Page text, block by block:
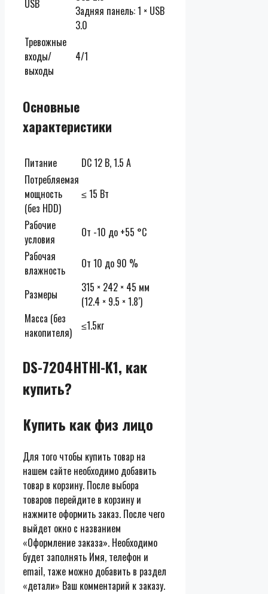
USB
Задняя панель: 1 × USB
3.0
Тревожные
входы/
выходы
4/1
Основные
характеристики
Питание
DC 12 В, 1.5 А
Потребляемая
мощность
(без HDD)
≤ 15 Вт
Рабочие
условия
От -10 до +55 °C
Рабочая
влажность
От 10 до 90 %
Размеры
315 × 242 × 45 мм
(12.4 × 9.5 × 1.8′)
Масса (без
накопителя)
≤1.5кг
DS-7204HTHI-K1, как
купить?
Купить как физ лицо
Для того чтобы купить товар на
нашем сайте необходимо добавить
товар в корзину. После выбора
товаров перейдите в корзину и
нажмите оформить заказ. После чего
выйдет окно с названием
«Оформление заказа». Необходимо
будет заполнять Имя, телефон и
email, таже можно добавить в раздел
«детали» Ваш комментарий к заказу.